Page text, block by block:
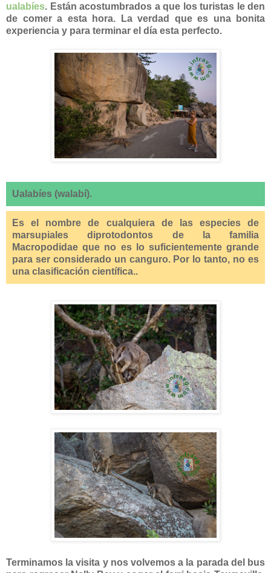
ualabíes. Están acostumbrados a que los turistas le den
de comer a esta hora. La verdad que es una bonita
experiencia y para terminar el día esta perfecto.
Ualabíes (walabí).
Es el nombre de cualquiera de las especies de
marsupiales diprotodontos de la familia
Macropodidae que no es lo suficientemente grande
para ser considerado un canguro. Por lo tanto, no es
una clasificación científica..
Terminamos la visita y nos volvemos a la parada del bus